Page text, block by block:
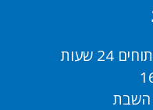
24 שעות
השבת